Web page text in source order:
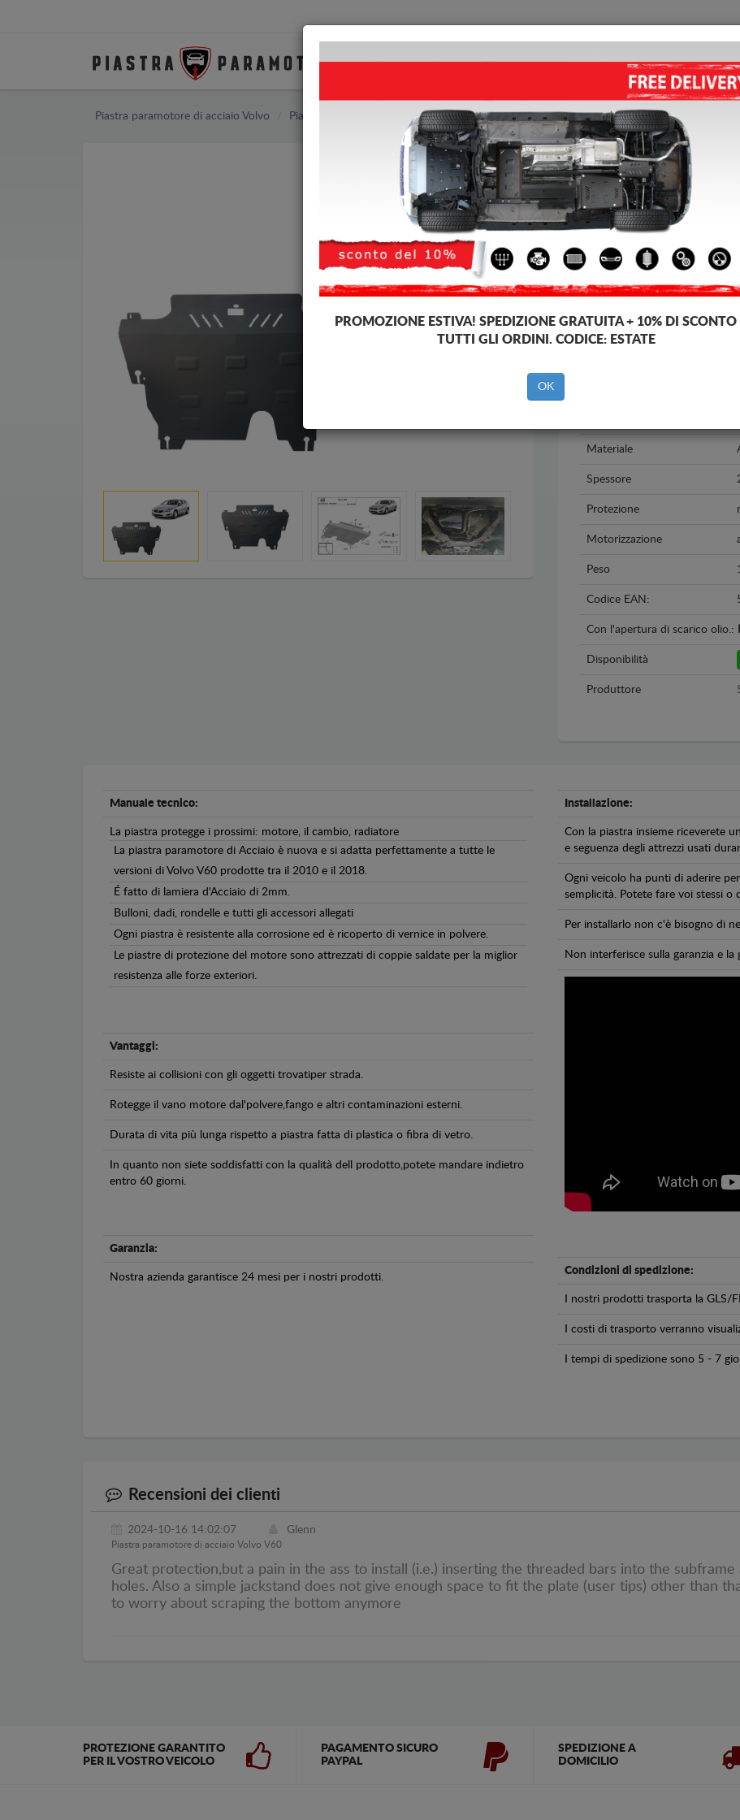
PIASTRA PARAMOTORE HOME CONSEGNARE
Piastra paramotore di acciaio Volvo Piastra paramotore di acciaio Volvo V60
PIASTRA PARAMOTORE DI
5.00 out of5stars based on
Codice del prodotto: 30.055
162 €
149€
Materiale
Spessore
Protezione
Motorizzazione
Peso
Codice EAN:
Con l'apertura di scarico olio.:
Disponibilità
Produttore
Manuale tecnico:
La piastra protegge i prossimi: motore, il cambio, radiatore
La piastra paramotore di Acciaio è nuova e si adatta perfettamente a tutte le
versioni di Volvo V60 prodotte tra il 2010 e il 2018.
É fatto di lamiera d'Acciaio di 2mm.
Bulloni, dadi, rondelle e tutti gli accessori allegati
Ogni piastra è resistente alla corrosione ed è ricoperto di vernice in polvere.
Le piastre di protezione del motore sono attrezzati di coppie saldate per la miglior
resistenza alle forze exteriori.
Vantaggi:
Resiste ai collisioni con gli oggetti trovatiper strada.
Rotegge il vano motore dal'polvere,fango e altri contaminazioni esterni.
Durata di vita più lunga rispetto a piastra fatta di plastica o fibra di vetro.
In quanto non siete soddisfatti con la qualità dell prodotto,potete mandare indietro
entro 60 giorni.
Garanzia:
Nostra azienda garantisce 24 mesi per i nostri prodotti.
Installazione:
Con la piastra insieme riceverete
e seguenza degli attrezzi usati
Ogni veicolo ha punti di aderire
semplicità. Potete fare voi stessi o
Per installarlo non c'è bisogno di
Non interferisce sulla garanzia e la
Condizioni di spedizione:
I nostri prodotti trasporta la GLS/
I costi di trasporto verranno
I tempi di spedizione sono 5 - 7
Recensioni dei clienti
2024-10-16 14:02:07 Glenn
Piastra paramotore di acciaio Volvo V60
Great protection,but a pain in the ass to install (i.e.) inserting the threaded bars into the
holes. Also a simple jackstand does not give enough space to fit the plate (user tips) other than
to worry about scraping the bottom anymore
PROTEZIONE GARANTITO
PER IL VOSTRO VEICOLO
PAGAMENTO SICURO
PAYPAL
SPEDIZIONE A
DOMICILIO
PROMOZIONE ESTIVA! SPEDIZIONE GRATUITA + 10% DI SCONTO
TUTTI GLI ORDINI. CODICE: ESTATE
OK